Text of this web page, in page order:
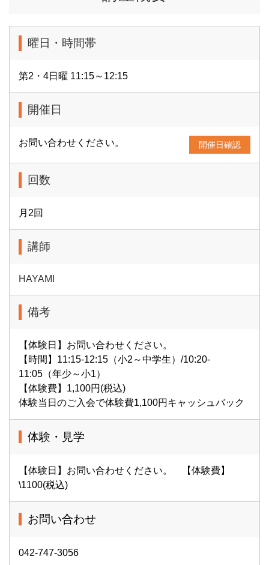
曜日・時間帯
第2・4日曜 11:15～12:15
開催日
お問い合わせください。 開催日確認
回数
月2回
講師
HAYAMI
備考
【体験日】お問い合わせください。
【時間】11:15-12:15（小2～中学生）/10:20-
11:05（年少～小1）
【体験費】1,100円(税込)
体験当日のご入会で体験費1,100円キャッシュバック
体験・見学
【体験日】お問い合わせください。 【体験費】
\1100(税込)
お問い合わせ
042-747-3056